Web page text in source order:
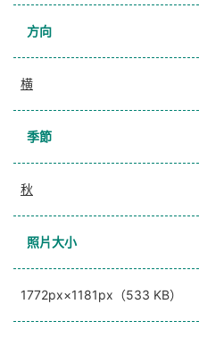
方向
横
季節
秋
照片大小
1772px×1181px（533 KB）